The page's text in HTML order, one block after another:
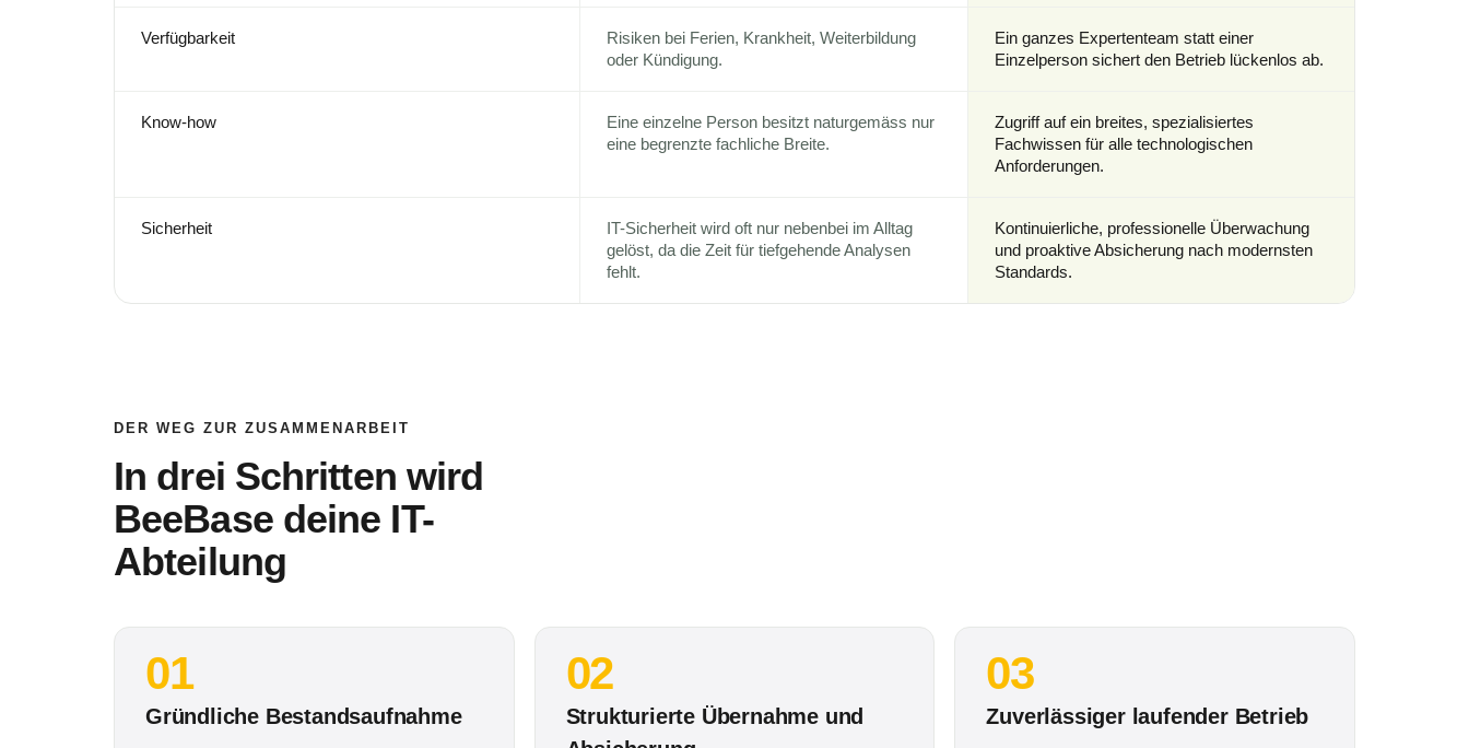
Verfügbarkeit
Risiken bei Ferien, Krankheit, Weiterbildung
oder Kündigung.
Ein ganzes Expertenteam statt einer
Einzelperson sichert den Betrieb lückenlos ab.
Know-how
Eine einzelne Person besitzt naturgemäss nur
eine begrenzte fachliche Breite.
Zugriff auf ein breites, spezialisiertes
Fachwissen für alle technologischen
Anforderungen.
Sicherheit
IT-Sicherheit wird oft nur nebenbei im Alltag
gelöst, da die Zeit für tiefgehende Analysen
fehlt.
Kontinuierliche, professionelle Überwachung
und proaktive Absicherung nach modernsten
Standards.
DER WEG ZUR ZUSAMMENARBEIT
In drei Schritten wird
BeeBase deine IT-
Abteilung
01
Gründliche Bestandsaufnahme
02
Strukturierte Übernahme und
03
Zuverlässiger laufender Betrieb